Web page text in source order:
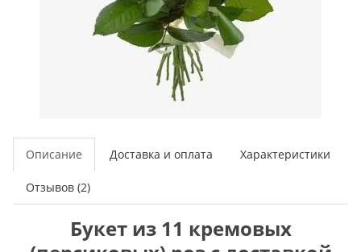
Описание Доставка и оплата Характеристики
Отзывов (2)
Букет из 11 кремовых